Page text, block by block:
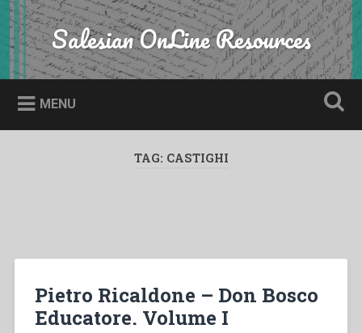
Skip
to
content
Search Salesian OnLine Resources
MENU
TAG: CASTIGHI
Pietro Ricaldone – Don Bosco
Educatore. Volume I